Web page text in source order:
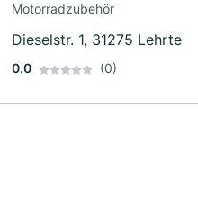
Motorradzubehör
Dieselstr. 1, 31275 Lehrte
0.0 (0)